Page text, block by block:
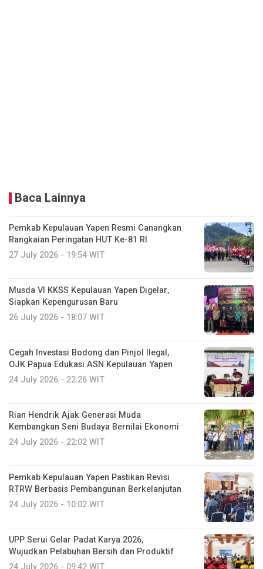
Baca Lainnya
Pemkab Kepulauan Yapen Resmi Canangkan
Rangkaian Peringatan HUT Ke-81 RI
27 July 2026 - 19:54 WIT
Musda VI KKSS Kepulauan Yapen Digelar,
Siapkan Kepengurusan Baru
26 July 2026 - 18:07 WIT
Cegah Investasi Bodong dan Pinjol Ilegal,
OJK Papua Edukasi ASN Kepulauan Yapen
24 July 2026 - 22:26 WIT
Rian Hendrik Ajak Generasi Muda
Kembangkan Seni Budaya Bernilai Ekonomi
24 July 2026 - 22:02 WIT
Pemkab Kepulauan Yapen Pastikan Revisi
RTRW Berbasis Pembangunan Berkelanjutan
24 July 2026 - 10:02 WIT
UPP Serui Gelar Padat Karya 2026,
Wujudkan Pelabuhan Bersih dan Produktif